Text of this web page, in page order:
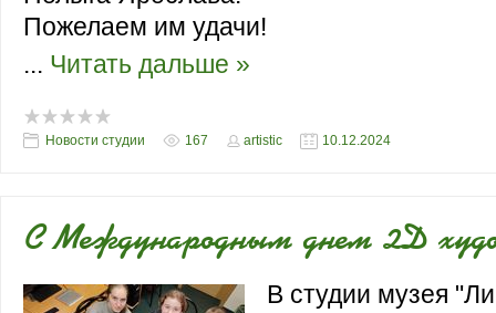
Пожелаем им удачи!
... Читать дальше »
Новости студии 167 artistic 10.12.2024
С Международным днем 2D
В студии музея